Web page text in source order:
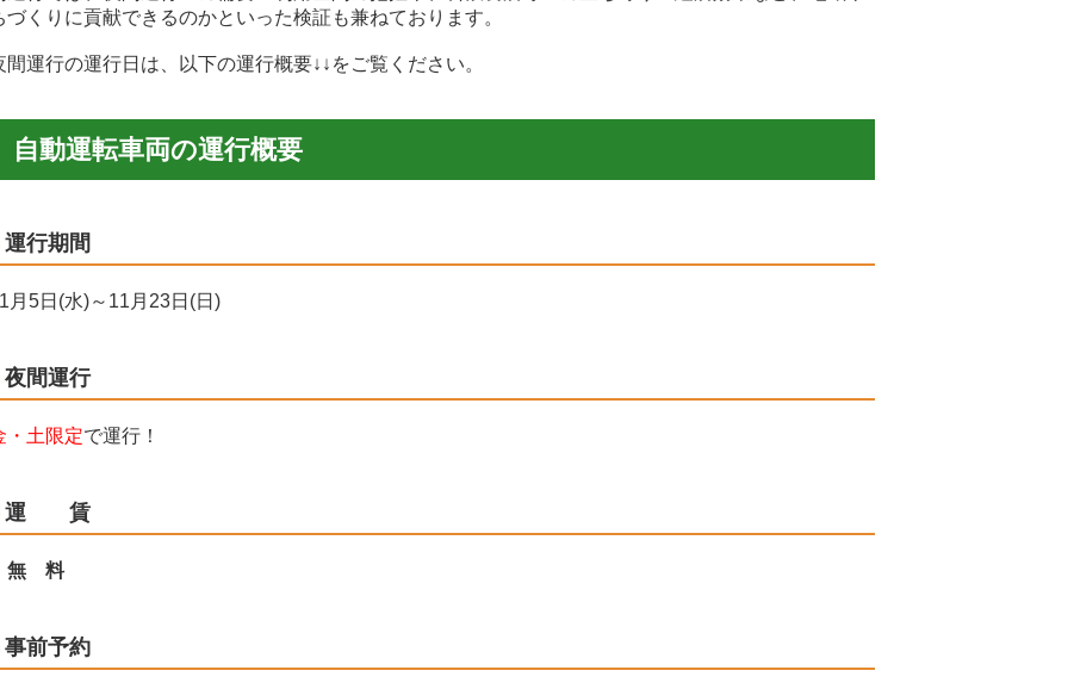
づくりに貢献できるのかといった検証も兼ねております。
運行の運行日は、以下の運行概要↓↓をご覧ください。
自動運転車両の運行概要
運行期間
5日(水)～11月23日(日)
夜間運行
・土限定で運行！
運 賃
無 料
事前予約